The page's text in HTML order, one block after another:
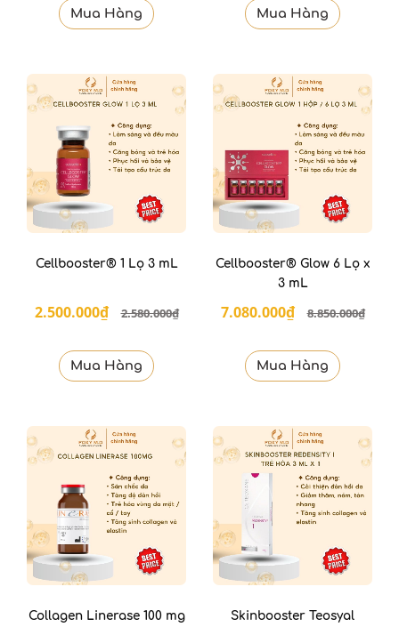
Mua Hàng Mua Hàng
Cellbooster® 1 Lọ 3 mL
2.500.000₫ 2.580.000₫
Mua Hàng
Cellbooster® Glow 6 Lọ x
3 mL
7.080.000₫ 8.850.000₫
Mua Hàng
Collagen Linerase 100 mg
Skinbooster Teosyal